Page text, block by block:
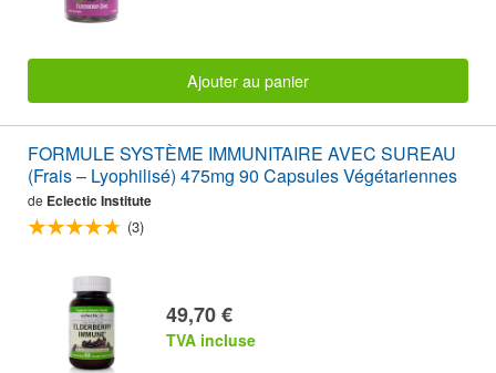
Ajouter au panier
FORMULE SYSTÈME IMMUNITAIRE AVEC SUREAU
(Frais – Lyophilisé) 475mg 90 Capsules Végétariennes
de Eclectic Institute
(3)
49,70 €
TVA incluse